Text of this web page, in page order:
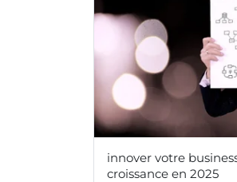
innover votre
croissance en 2025